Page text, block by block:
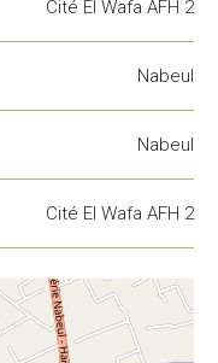
Cité El Wafa AFH 2
Nabeul
Nabeul
Cité El Wafa AFH 2